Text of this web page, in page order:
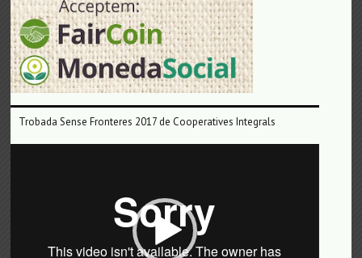
Trobada Sense Fronteres 2017 de Cooperatives Integrals